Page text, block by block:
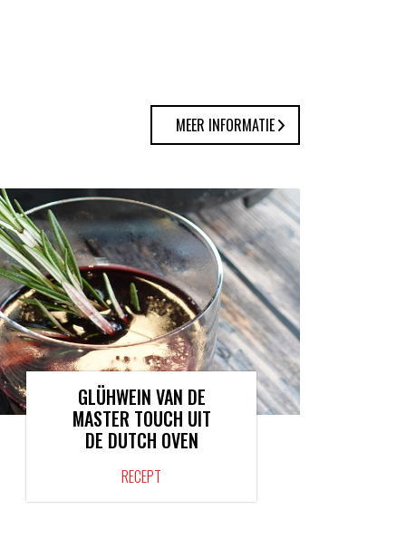
MEER INFORMATIE
GLÜHWEIN VAN DE
MASTER TOUCH UIT
DE DUTCH OVEN
RECEPT